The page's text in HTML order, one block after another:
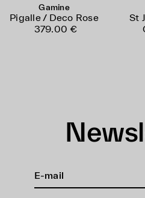
Gamine
Pigalle / Deco Rose
379.00 €
St